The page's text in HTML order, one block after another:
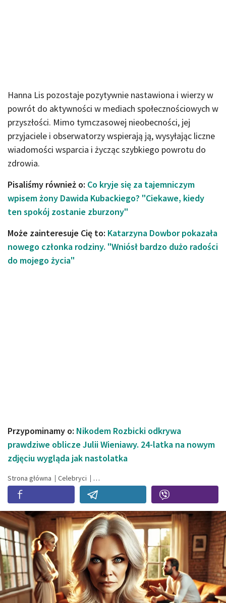
Hanna Lis pozostaje pozytywnie nastawiona i wierzy w
powrót do aktywności w mediach społecznościowych w
przyszłości. Mimo tymczasowej nieobecności, jej
przyjaciele i obserwatorzy wspierają ją, wysyłając liczne
wiadomości wsparcia i życząc szybkiego powrotu do
zdrowia.
Pisaliśmy również o: Co kryje się za tajemniczym
wpisem żony Dawida Kubackiego? "Ciekawe, kiedy
ten spokój zostanie zburzony"
Może zainteresuje Cię to: Katarzyna Dowbor pokazała
nowego członka rodziny. "Wniósł bardzo dużo radości
do mojego życia"
Przypominamy o: Nikodem Rozbicki odkrywa
prawdziwe oblicze Julii Wieniawy. 24-latka na nowym
zdjęciu wygląda jak nastolatka
Strona główna Celebryci